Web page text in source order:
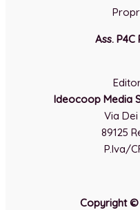
Ass.
Ideocoop Media
Via
89125
P.Iva/
Copyright ©